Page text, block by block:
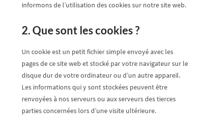
informons de l’utilisation des cookies sur notre site web.
2. Que sont les cookies ?
Un cookie est un petit fichier simple envoyé avec les
pages de ce site web et stocké par votre navigateur sur le
disque dur de votre ordinateur ou d’un autre appareil.
Les informations qui y sont stockées peuvent être
renvoyées à nos serveurs ou aux serveurs des tierces
parties concernées lors d’une visite ultérieure.